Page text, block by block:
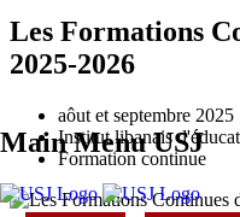
Main Menu USJ
Les Formations
2025-2026
aôut et septembre 2025
Institut libanais
Formation continue